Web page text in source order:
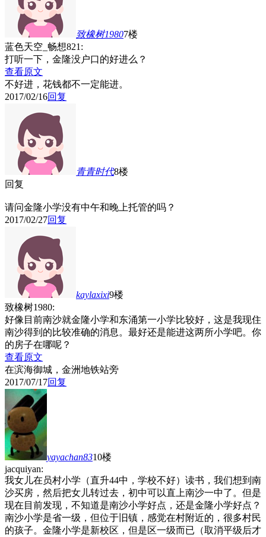
致橡树19807楼
蓝色天空_畅想821:
打听一下，金隆没户口的好进么？
查看原文
不好进，花钱都不一定能进。
2017/02/16回复
青青时代8楼
回复
请问金隆小学没有中午和晚上托管的吗？
2017/02/27回复
kaylaxixi9楼
致橡树1980:
好像目前南沙就金隆小学和东涌第一小学比较好，这是我现住
南沙得到的比较准确的消息。最好还是能进这两所小学吧。你
的房子在哪呢？
查看原文
在滨海御城，金洲地铁站旁
2017/07/17回复
yayachan8310楼
jacquiyan:
我女儿在员村小学（直升44中，学校不好）读书，我们想到南
沙买房，然后把女儿转过去，初中可以直上南沙一中了。但是
现在目前发现，不知道是南沙小学好点，还是金隆小学好点？
南沙小学是省一级，但位于旧镇，感觉在村附近的，很多村民
的孩子。金隆小学是新校区，但是区一级而已（取消平级后才